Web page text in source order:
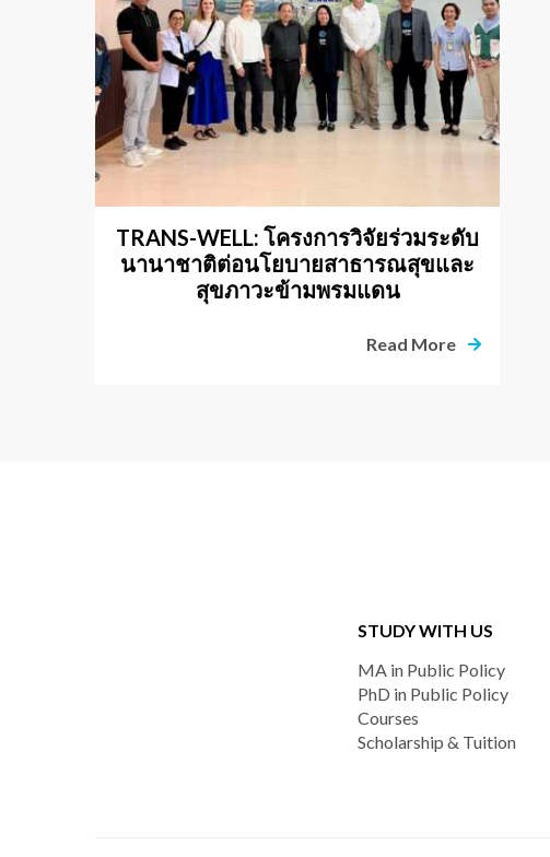
TRANS-WELL: โครงการวิจัยร่วมระดับ
นานาชาติต่อนโยบายสาธารณสุขและ
สุขภาวะข้ามพรมแดน
Read More
STUDY WITH US
MA in Public Policy
PhD in Public Policy
Courses
Scholarship & Tuition